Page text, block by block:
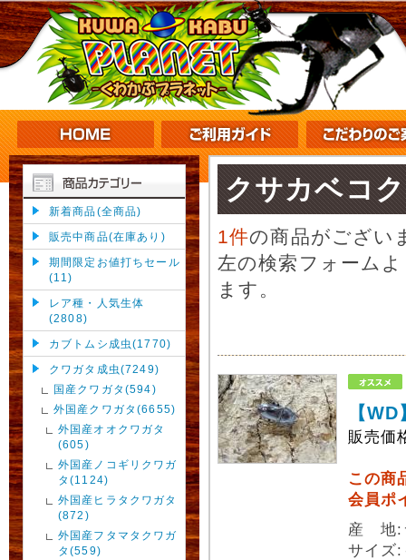
新着商品(全商品)
販売中商品(在庫あり)
期間限定お値打ちセール
(11)
レア種・人気生体
(2808)
カブトムシ成虫(1770)
クワガタ成虫(7249)
国産クワガタ(594)
外国産クワガタ(6655)
外国産オオクワガタ
(605)
外国産ノコギリクワガ
タ(1124)
外国産ヒラタクワガタ
(872)
外国産フタマタクワガ
タ(559)
クサカベコ
1件の商品がござい
左の検索フォーム
ます。
【
販売価
この商
会員ポ
産 地:
サイ